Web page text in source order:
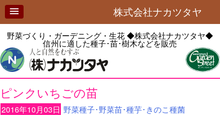
株式会社ナカツタヤ
野菜づくり・ガーデニング・生花◆株式会社ナカツタヤ◆
信州に適した種子･苗･樹木などを販売
ピンクいちごの苗
2016年10月03日 野菜種子･野菜苗･種芋･きのこ種菌